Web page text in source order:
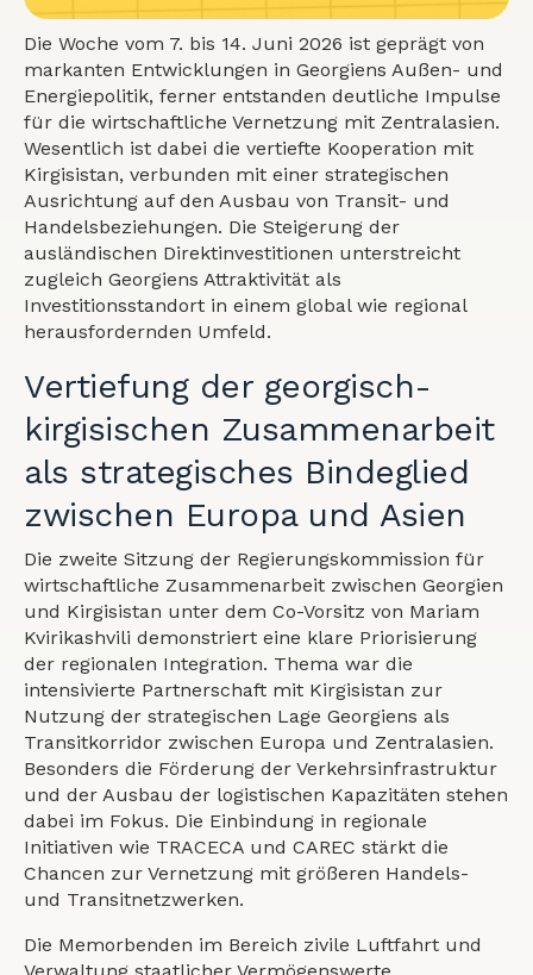
Die Woche vom 7. bis 14. Juni 2026 ist geprägt von
markanten Entwicklungen in Georgiens Außen- und
Energiepolitik, ferner entstanden deutliche Impulse
für die wirtschaftliche Vernetzung mit Zentralasien.
Wesentlich ist dabei die vertiefte Kooperation mit
Kirgisistan, verbunden mit einer strategischen
Ausrichtung auf den Ausbau von Transit- und
Handelsbeziehungen. Die Steigerung der
ausländischen Direktinvestitionen unterstreicht
zugleich Georgiens Attraktivität als
Investitionsstandort in einem global wie regional
herausfordernden Umfeld.
Vertiefung der georgisch-
kirgisischen Zusammenarbeit
als strategisches Bindeglied
zwischen Europa und Asien
Die zweite Sitzung der Regierungskommission für
wirtschaftliche Zusammenarbeit zwischen Georgien
und Kirgisistan unter dem Co-Vorsitz von Mariam
Kvirikashvili demonstriert eine klare Priorisierung
der regionalen Integration. Thema war die
intensivierte Partnerschaft mit Kirgisistan zur
Nutzung der strategischen Lage Georgiens als
Transitkorridor zwischen Europa und Zentralasien.
Besonders die Förderung der Verkehrsinfrastruktur
und der Ausbau der logistischen Kapazitäten stehen
dabei im Fokus. Die Einbindung in regionale
Initiativen wie TRACECA und CAREC stärkt die
Chancen zur Vernetzung mit größeren Handels-
und Transitnetzwerken.
Die Memorbenden im Bereich zivile Luftfahrt und